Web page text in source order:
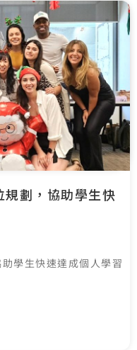
劃，協助學生快
學生快速達成個人學習